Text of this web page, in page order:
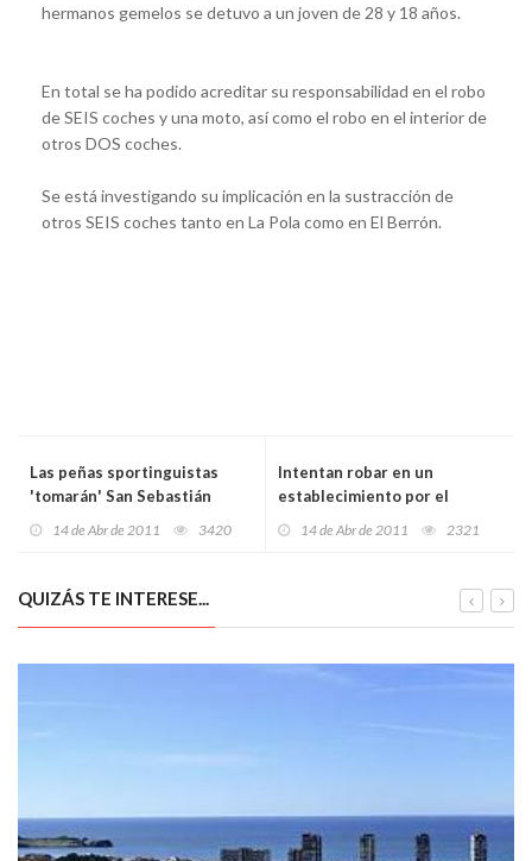
hermanos gemelos se detuvo a un joven de 28 y 18 años.
En total se ha podido acreditar su responsabilidad en el robo
de SEIS coches y una moto, así como el robo en el interior de
otros DOS coches.
Se está investigando su implicación en la sustracción de
otros SEIS coches tanto en La Pola como en El Berrón.
Las peñas sportinguistas
'tomarán' San Sebastián
14 de Abr de 2011 3420
Intentan robar en un
establecimiento por el
14 de Abr de 2011 2321
QUIZÁS TE INTERESE...